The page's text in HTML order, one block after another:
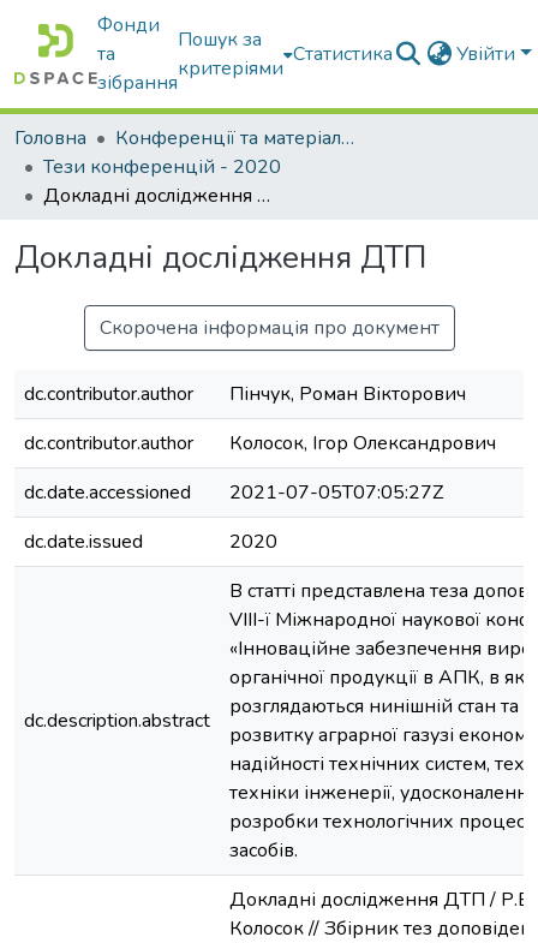
Фонди
та
зібрання
Пошук за
критеріями
Статистика Увійти
Головна
Конференції та матеріали конференцій
Тези конференцій - 2020
Докладні дослідження ДТП
Докладні дослідження ДТП
Скорочена інформація про документ
dc.contributor.author
Пінчук, Роман Вікторович
dc.contributor.author
Колосок, Ігор Олександрович
dc.date.accessioned
2021-07-05T07:05:27Z
dc.date.issued
2020
dc.description.abstract
В статті представлена теза
VIІІ-ї Міжнародної наукової
«Інноваційне забезпечення
органічної продукції в АПК, в
розглядаються нинішній стан та
розвитку аграрної газузі
надійності технічних систем,
техніки інженерії,
розробки технологічних
засобів.
Докладні дослідження ДТП / Р.В.
Колосок // Збірник тез доповідей